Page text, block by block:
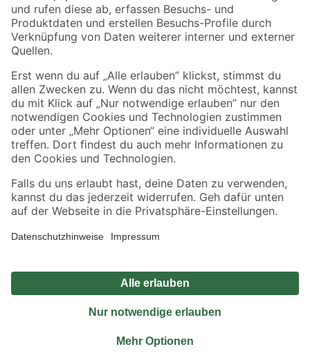
Zahlungsarten Versandarten
Sicher einkaufen
Jetzt die toom-App herunterladen
Alle Preisangaben in EUR inkl. gesetzl. MwSt.. Die dargestellten Angebote sind unter
Umständen nicht in allen Märkten verfügbar. Die angegebenen Verfügbarkeiten beziehen
Produkte nur solange der Vorrat reicht.
*Paketversand ab 59 € versandkostenfrei, gilt nicht für Artikel mit Speditionsversand, hier
Privatsphäre Impressum
Nutzungsbedingungen
Widerrufsrecht
Vertrag widerrufen
© 2026 toom Baumarkt GmbH